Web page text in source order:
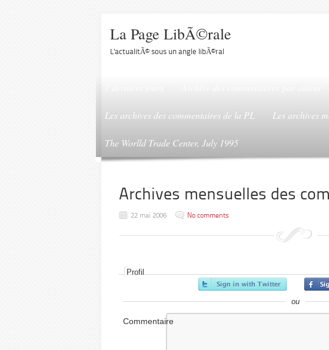
La Page LibÃ©rale
L'actualitÃ© sous un angle libÃ©ral
Les archives des commentaires de la PL Les archives
The Worlld Trade Center, July 1995
Archives mensuelles des
22 mai 2006 No comments
Profil
ou
Commentaire